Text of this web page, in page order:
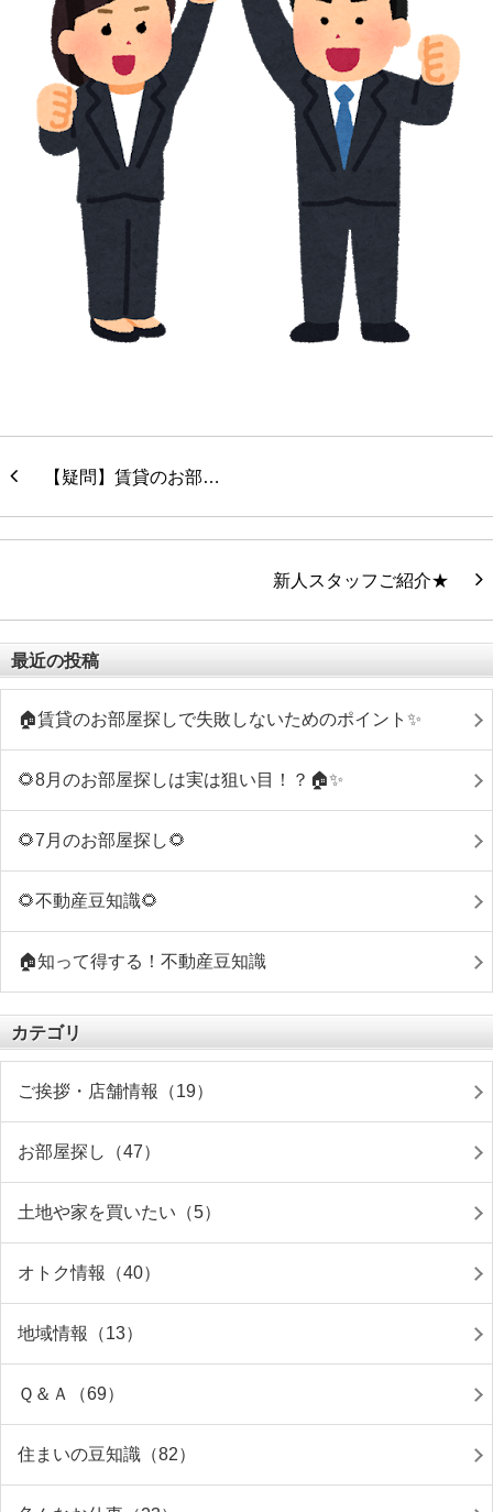
【疑問】賃貸のお部…
新人スタッフご紹介★
最近の投稿
🏠賃貸のお部屋探しで失敗しないためのポイント✨
🌻8月のお部屋探しは実は狙い目！？🏠✨
🌻7月のお部屋探し🌻
🌻不動産豆知識🌻
🏠知って得する！不動産豆知識
カテゴリ
ご挨拶・店舗情報（19）
お部屋探し（47）
土地や家を買いたい（5）
オトク情報（40）
地域情報（13）
Ｑ＆Ａ（69）
住まいの豆知識（82）